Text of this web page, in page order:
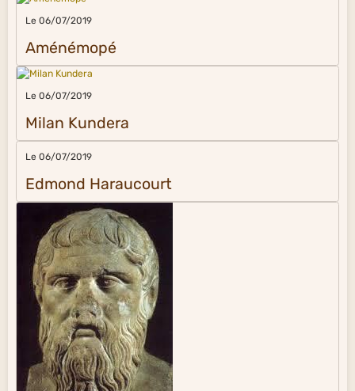
Le 06/07/2019
Aménémopé
Le 06/07/2019
Milan Kundera
Le 06/07/2019
Edmond Haraucourt